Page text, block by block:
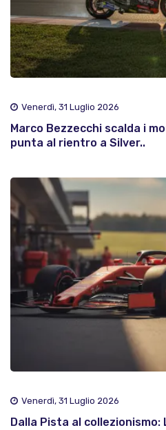
Venerdì, 31 Luglio 2026
Marco Bezzecchi scalda i
punta al rientro a Silver..
Venerdì, 31 Luglio 2026
Dalla Pista al